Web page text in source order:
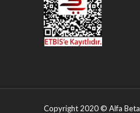
Copyright 2020 © Alfa